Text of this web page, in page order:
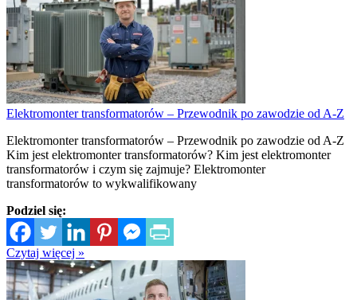
Elektromonter transformatorów – Przewodnik po zawodzie od A-Z
Elektromonter transformatorów – Przewodnik po zawodzie od A-Z
Kim jest elektromonter transformatorów? Kim jest elektromonter
transformatorów i czym się zajmuje? Elektromonter
transformatorów to wykwalifikowany
Podziel się:
Czytaj więcej »